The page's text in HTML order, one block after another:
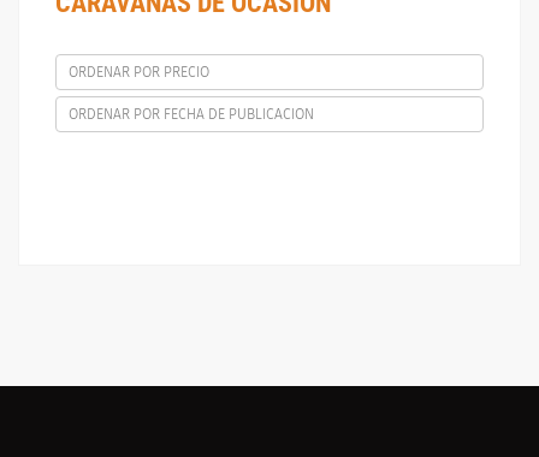
ORDENAR POR PRECIO
ORDENAR POR FECHA DE PUBLICACION